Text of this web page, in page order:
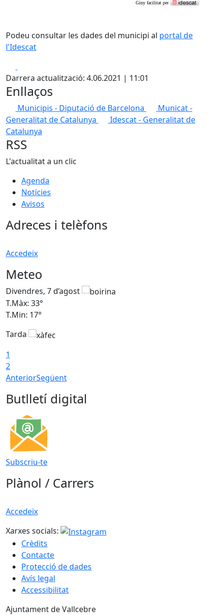
Podeu consultar les dades del municipi al portal de
l'Idescat
Darrera actualització: 4.06.2021 | 11:01
Enllaços
Municipis - Diputació de Barcelona
Municat -
Generalitat de Catalunya
Idescat - Generalitat de
Catalunya
RSS
L'actualitat a un clic
Agenda
Notícies
Avisos
Adreces i telèfons
Accedeix
Meteo
Divendres, 7 d’agost
T.Màx: 33°
T.Min: 17°
Tarda
1
2
AnteriorSegüent
Butlletí digital
Subscriu-te
Plànol / Carrers
Accedeix
Xarxes socials:
Crèdits
Contacte
Protecció de dades
Avís legal
Accessibilitat
Ajuntament de Vallcebre